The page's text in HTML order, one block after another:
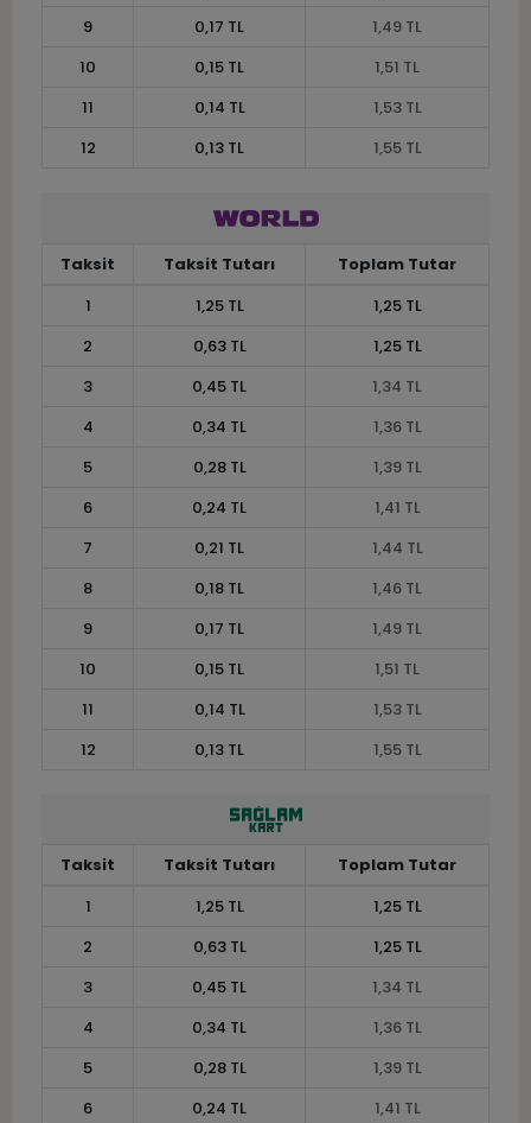
9
0,17 TL
1,49 TL
10
0,15 TL
1,51 TL
11
0,14 TL
1,53 TL
12
0,13 TL 1,55 TL
Taksit Taksit Tutarı
Toplam Tutar
1
1,25 TL
1,25 TL
2
0,63 TL
1,25 TL
3
0,45 TL
1,34 TL
4
0,34 TL
1,36 TL
5
0,28 TL
1,39 TL
6
0,24 TL
1,41 TL
7
0,21 TL
1,44 TL
8
0,18 TL
1,46 TL
9
0,17 TL
1,49 TL
10
0,15 TL
1,51 TL
11
0,14 TL
1,53 TL
12
0,13 TL 1,55 TL
Taksit Taksit Tutarı
Toplam Tutar
1
1,25 TL
1,25 TL
2
0,63 TL
1,25 TL
3
0,45 TL
1,34 TL
4
0,34 TL
1,36 TL
5
0,28 TL
1,39 TL
6
0,24 TL
1,41 TL